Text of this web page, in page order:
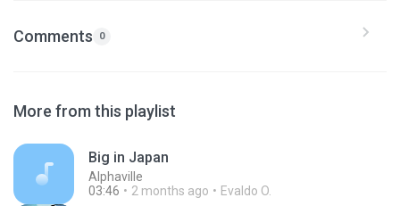
Comments 0
More from this playlist
Big in Japan
Alphaville
03:46
2 months ago Evaldo O.